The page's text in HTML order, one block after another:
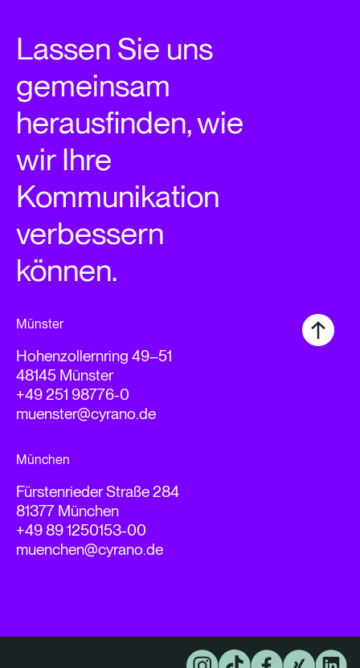
Lassen Sie uns
gemeinsam
herausfinden, wie
wir Ihre
Kommunikation
verbessern
können.
Münster
Hohenzollernring 49–51
48145 Münster
+49 251 98776-0
muenster@cyrano.de
München
Fürstenrieder Straße 284
81377 München
+49 89 1250153-00
muenchen@cyrano.de